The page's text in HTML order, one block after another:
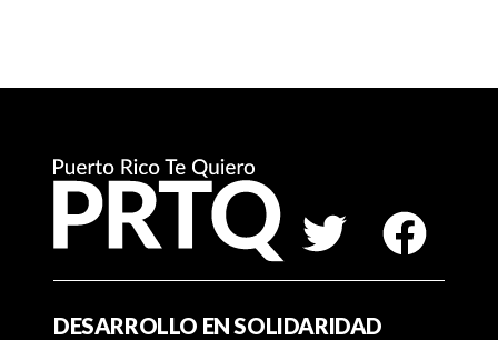
DESARROLLO EN SOLIDARIDAD